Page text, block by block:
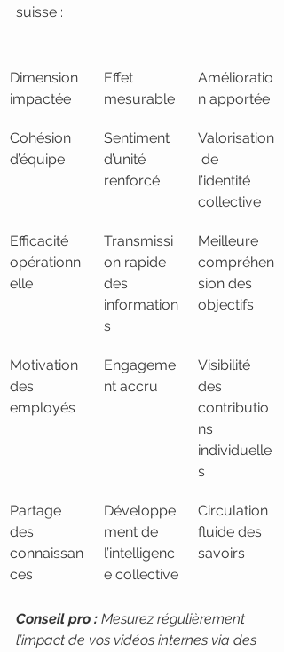
suisse :
Dimension
impactée
Effet
mesurable
Amélioratio
n apportée
Cohésion
d’équipe
Sentiment
d’unité
renforcé
Valorisation
de
l’identité
collective
Efficacité
opérationn
elle
Transmissi
on rapide
des
information
s
Meilleure
compréhen
sion des
objectifs
Motivation
des
employés
Engageme
nt accru
Visibilité
des
contributio
ns
individuelle
s
Partage
des
connaissan
ces
Développe
ment de
l’intelligenc
e collective
Circulation
fluide des
savoirs
Conseil pro : Mesurez régulièrement
l’impact de vos vidéos internes via des